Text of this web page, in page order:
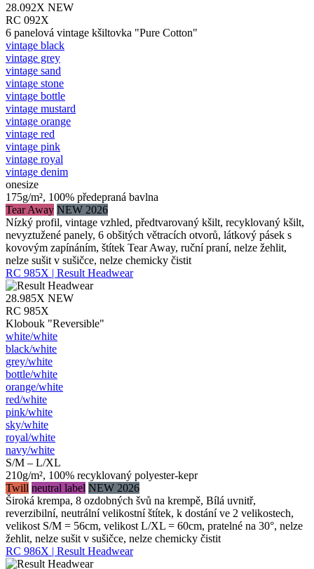
28.092X NEW
RC 092X
6 panelová vintage kšiltovka "Pure Cotton"
vintage black
vintage grey
vintage sand
vintage stone
vintage bottle
vintage mustard
vintage orange
vintage red
vintage pink
vintage royal
vintage denim
onesize
175g/m², 100% předepraná bavlna
Tear Away NEW 2026
Nízký profil, vintage vzhled, předtvarovaný kšilt, recyklovaný kšilt,
nevyztužené panely, 6 obšitých větracích otvorů, látkový pásek s
kovovým zapínáním, štítek Tear Away, ruční praní, nelze žehlit,
nelze sušit v sušičce, nelze chemicky čistit
RC 985X | Result Headwear
28.985X NEW
RC 985X
Klobouk "Reversible"
white/​white
black/​white
grey/​white
bottle/​white
orange/​white
red/​white
pink/​white
sky/​white
royal/​white
navy/​white
S/M – L/XL
210g/m², 100% recyklovaný polyester-kepr
Twill neutral label NEW 2026
Široká krempa, 8 ozdobných švů na krempě, Bílá uvnitř,
reverzibilní, neutrální velikostní štítek, k dostání ve 2 velikostech,
velikost S/M = 56cm, velikost L/XL = 60cm, pratelné na 30°, nelze
žehlit, nelze sušit v sušičce, nelze chemicky čistit
RC 986X | Result Headwear